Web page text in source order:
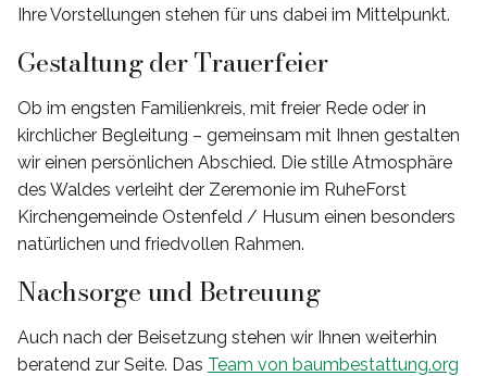
Ihre Vorstellungen stehen für uns dabei im Mittelpunkt.
Gestaltung der Trauerfeier
Ob im engsten Familienkreis, mit freier Rede oder in
kirchlicher Begleitung – gemeinsam mit Ihnen gestalten
wir einen persönlichen Abschied. Die stille Atmosphäre
des Waldes verleiht der Zeremonie im RuheForst
Kirchengemeinde Ostenfeld / Husum einen besonders
natürlichen und friedvollen Rahmen.
Nachsorge und Betreuung
Auch nach der Beisetzung stehen wir Ihnen weiterhin
beratend zur Seite. Das Team von baumbestattung.org